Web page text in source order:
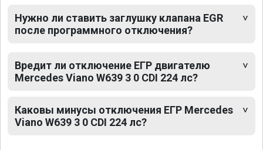
Нужно ли ставить заглушку клапана EGR
после программного отключения?
Вредит ли отключение ЕГР двигателю
Mercedes Viano W639 3 0 CDI 224 лс?
Каковы минусы отключения ЕГР Mercedes
Viano W639 3 0 CDI 224 лс?